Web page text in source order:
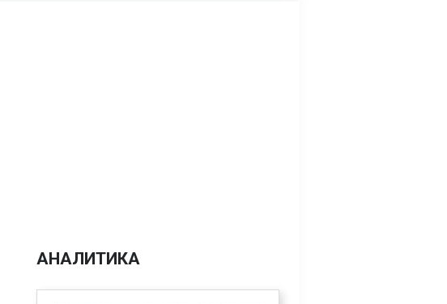
АНАЛИТИКА